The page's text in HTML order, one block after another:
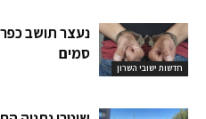
חדשות ישובי השרון
נעצר תושב
סמים